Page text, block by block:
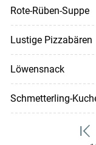
Rote-Rüben-Suppe
Lustige Pizzabären
Löwensnack
Schmetterling-
zum